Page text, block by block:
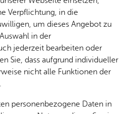
dung &
& Um­
welt
Geo­
da­ten
& 3D-
Stadt­
Bau­
stel­len
kum
Ärzte &
Apo­
Fa­mi­lie
(Datei nicht barrierefrei)
& Zu­stän­dig­keit
Dienst­leis­tung wei­te­
On­line-Diens­te zur Ver­fü­gung.
Verpflichtung, in die
um dieses Angebot zu
in der
jederzeit bearbeiten oder
Sie, dass aufgrund individueller
nicht alle Funktionen der
personenbezogene Daten in